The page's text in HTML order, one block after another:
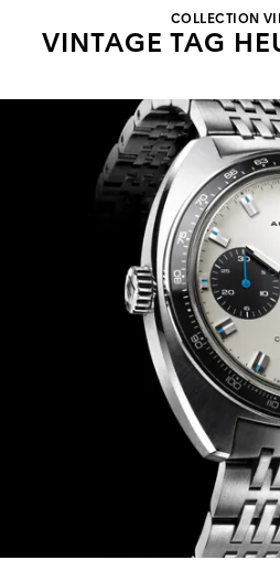
COLLECTION
VINTAGE TAG